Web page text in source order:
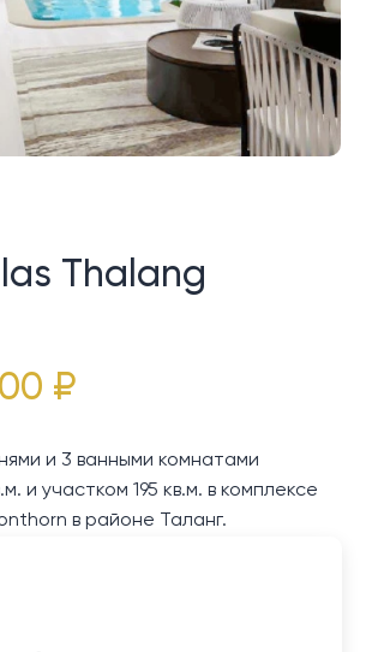
Thalang
₽
и 3 ванными комнатами
и участком 195 кв.м. в комплексе
в районе Таланг.